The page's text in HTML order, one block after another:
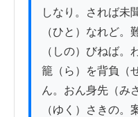
しなり。されば未
（ひと）なれど。
（しの）びねば。
籠（ら）を背負（
ん。おん身先（み
（ゆく）さきの。